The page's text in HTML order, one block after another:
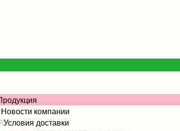
Новости компании
Условия доставки